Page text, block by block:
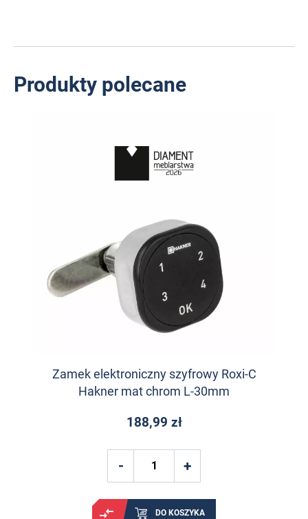
Produkty polecane
Zamek elektroniczny szyfrowy Roxi-C
Hakner mat chrom L-30mm
188,99 zł
DO KOSZYKA